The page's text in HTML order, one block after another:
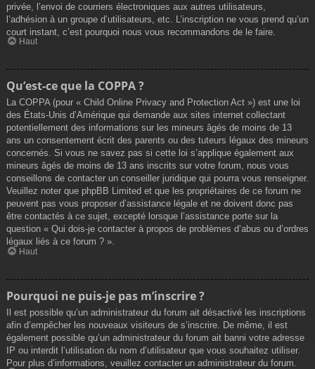
privée, l’envoi de courriers électroniques aux autres utilisateurs,
l’adhésion à un groupe d’utilisateurs, etc. L’inscription ne vous prend qu’un
court instant, c’est pourquoi nous vous recommandons de le faire.
Haut
Qu’est-ce que la COPPA ?
La COPPA (pour « Child Online Privacy and Protection Act ») est une loi
des États-Unis d’Amérique qui demande aux sites internet collectant
potentiellement des informations sur les mineurs âgés de moins de 13
ans un consentement écrit des parents ou des tuteurs légaux des mineurs
concernés. Si vous ne savez pas si cette loi s’applique également aux
mineurs âgés de moins de 13 ans inscrits sur votre forum, nous vous
conseillons de contacter un conseiller juridique qui pourra vous renseigner.
Veuillez noter que phpBB Limited et que les propriétaires de ce forum ne
peuvent pas vous proposer d’assistance légale et ne doivent donc pas
être contactés à ce sujet, excepté lorsque l’assistance porte sur la
question « Qui dois-je contacter à propos de problèmes d’abus ou d’ordres
légaux liés à ce forum ? ».
Haut
Pourquoi ne puis-je pas m’inscrire ?
Il est possible qu’un administrateur du forum ait désactivé les inscriptions
afin d’empêcher les nouveaux visiteurs de s’inscrire. De même, il est
également possible qu’un administrateur du forum ait banni votre adresse
IP ou interdit l’utilisation du nom d’utilisateur que vous souhaitez utiliser.
Pour plus d’informations, veuillez contacter un administrateur du forum.